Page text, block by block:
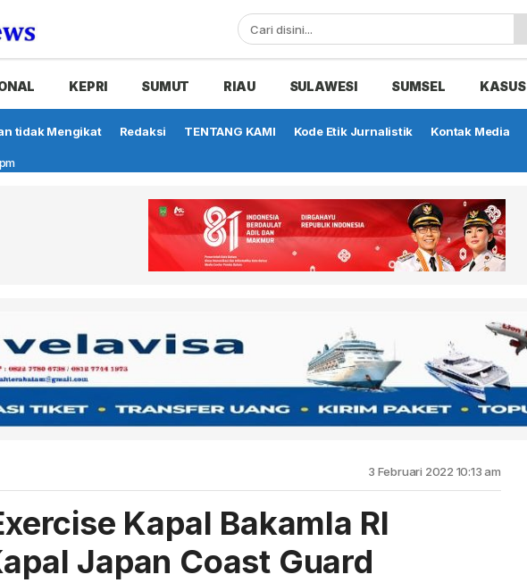
KEPRI SUMUT RIAU SULAWESI SUMSEL KASUS
tidak Mengikat Redaksi TENTANG KAMI Kode Etik Jurnalistik Kontak Media
3 Februari 2022 10:13 am
Kapal Bakamla RI
Japan Coast Guard